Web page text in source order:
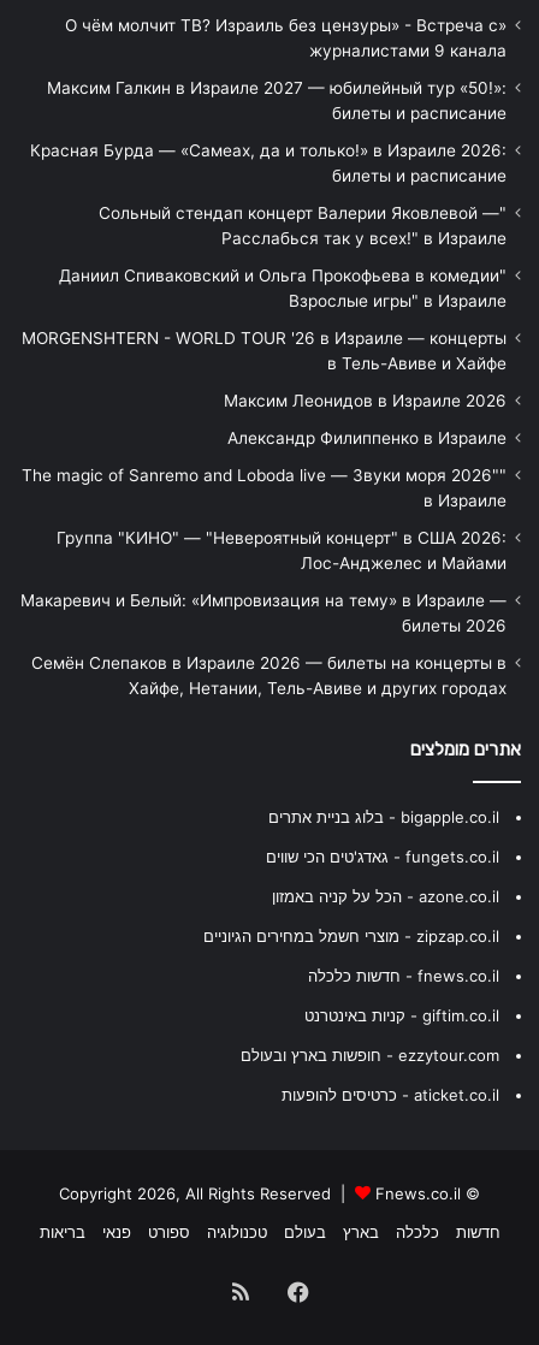
«О чём молчит ТВ? Израиль без цензуры» - Встреча с
журналистами 9 канала
Максим Галкин в Израиле 2027 — юбилейный тур «50!»:
билеты и расписание
Красная Бурда — «Самеах, да и только!» в Израиле 2026:
билеты и расписание
"Сольный стендап концерт Валерии Яковлевой —
Расслабься так у всех!" в Израиле
"Даниил Спиваковский и Ольга Прокофьева в комедии
Взрослые игры" в Израиле
MORGENSHTERN - WORLD TOUR '26 в Израиле — концерты
в Тель-Авиве и Хайфе
Максим Леонидов в Израиле 2026
Александр Филиппенко в Израиле
"The magic of Sanremo and Loboda live — Звуки моря 2026"
в Израиле
Группа "КИНО" — "Невероятный концерт" в США 2026:
Лос-Анджелес и Майами
Макаревич и Белый: «Импровизация на тему» в Израиле —
билеты 2026
Семён Слепаков в Израиле 2026 — билеты на концерты в
Хайфе, Нетании, Тель-Авиве и других городах
אתרים מומלצים
bigapple.co.il - בלוג בניית אתרים
fungets.co.il - גאדג'טים הכי שווים
azone.co.il - הכל על קניה באמזון
zipzap.co.il - מוצרי חשמל במחירים הגיוניים
fnews.co.il - חדשות כלכלה
giftim.co.il - קניות באינטרנט
ezzytour.com - חופשות בארץ ובעולם
aticket.co.il - כרטיסים להופעות
© Copyright 2026, All Rights Reserved |
Fnews.co.il
חדשות
כלכלה בארץ בעולם טכנולוגיה ספורט פנאי בריאות
Facebook